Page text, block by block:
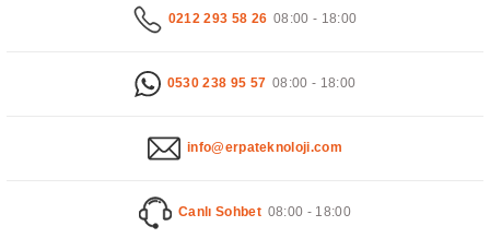
0212 293 58 26 08:00 - 18:00
0530 238 95 57 08:00 - 18:00
info@erpateknoloji.com
Canlı Sohbet 08:00 - 18:00